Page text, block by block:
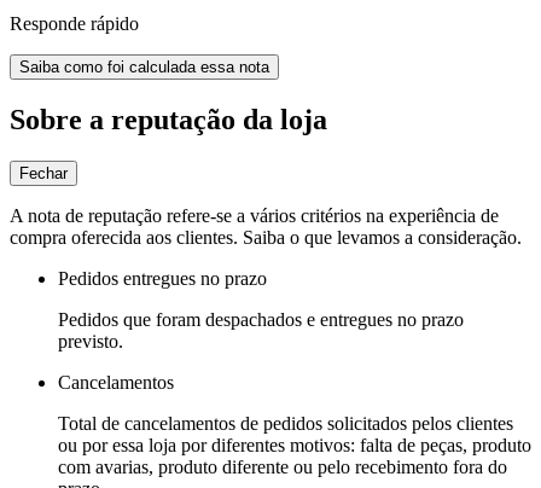
Responde rápido
Saiba como foi calculada essa nota
Sobre a reputação da loja
Fechar
A nota de reputação refere-se a vários critérios na experiência de
compra oferecida aos clientes. Saiba o que levamos a consideração.
Pedidos entregues no prazo
Pedidos que foram despachados e entregues no prazo
previsto.
Cancelamentos
Total de cancelamentos de pedidos solicitados pelos clientes
ou por essa loja por diferentes motivos: falta de peças, produto
com avarias, produto diferente ou pelo recebimento fora do